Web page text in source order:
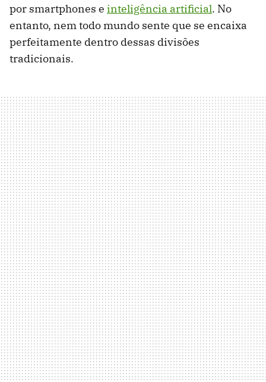
por smartphones e inteligência artificial. No
entanto, nem todo mundo sente que se encaixa
perfeitamente dentro dessas divisões
tradicionais.